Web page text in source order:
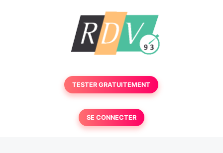
TESTER GRATUITEMENT
SE CONNECTER